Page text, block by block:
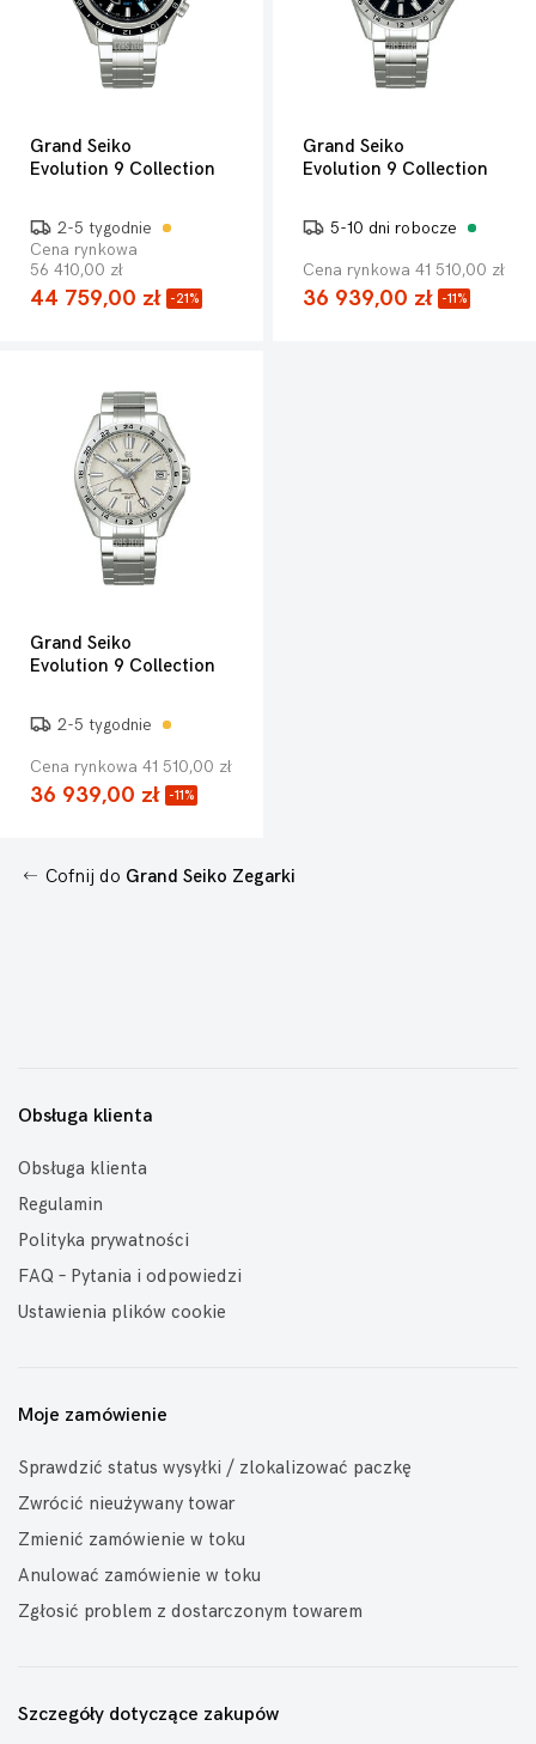
Grand Seiko
Evolution 9 Collection
2-5 tygodnie
Cena rynkowa
56 410,00 zł
44 759,00 zł -21%
Grand Seiko
Evolution 9 Collection
5-10 dni robocze
Cena rynkowa 41 510,00 zł
36 939,00 zł -11%
Grand Seiko
Evolution 9 Collection
2-5 tygodnie
Cena rynkowa 41 510,00 zł
36 939,00 zł -11%
Cofnij do Grand Seiko Zegarki
Obsługa klienta
Obsługa klienta
Regulamin
Polityka prywatności
FAQ – Pytania i odpowiedzi
Ustawienia plików cookie
Moje zamówienie
Sprawdzić status wysyłki / zlokalizować paczkę
Zwrócić nieużywany towar
Zmienić zamówienie w toku
Anulować zamówienie w toku
Zgłosić problem z dostarczonym towarem
Szczegóły dotyczące zakupów